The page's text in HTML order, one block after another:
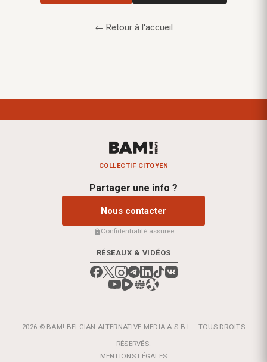
← Retour à l'accueil
COLLECTIF CITOYEN
Partager une info ?
Nous contacter
Confidentialité assurée
RÉSEAUX & VIDÉOS
2026 © BAM! BELGIAN ALTERNATIVE MEDIA A.S.B.L.
TOUS DROITS
RÉSERVÉS.
MENTIONS LÉGALES